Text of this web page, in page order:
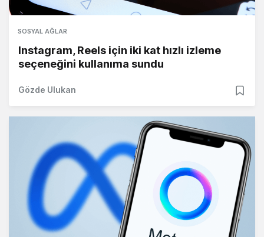
SOSYAL AĞLAR
Instagram, Reels için iki kat hızlı izleme
seçeneğini kullanıma sundu
Gözde Ulukan